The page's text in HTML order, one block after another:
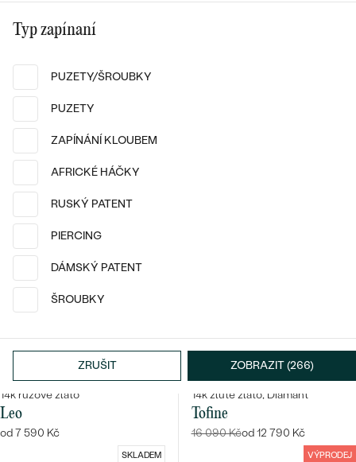
Typ zapínaní
PUZETY/ŠROUBKY
PUZETY
ZAPÍNÁNÍ KLOUBEM
AFRICKÉ HÁČKY
RUSKÝ PATENT
PIERCING
DÁMSKÝ PATENT
ŠROUBKY
ZRUŠIT ZOBRAZIT (266)
14k 14k 14k
14k bílé zlato, Lab-grown
Christi
od 9 690 Kč
SKLADEM
14k růžové zlato
Leo
od 7 590 Kč
SKLADEM
14k
14k žluté zlato, Diamant
Tofine
16 090 Kčod 12 790 Kč
VÝPRODEJ